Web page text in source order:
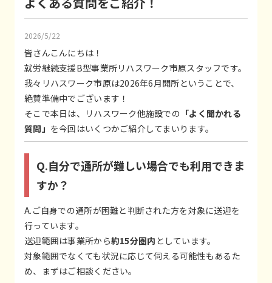
2026/5/22
皆さんこんにちは！
就労継続支援B型事業所リハスワーク市原スタッフです。
我々リハスワーク市原は2026年6月開所ということで、
絶賛準備中でございます！
そこで本日は、リハスワーク他施設での 「よく聞かれる
質問」 を今回はいくつかご紹介してまいります。
Q.自分で通所が難しい場合でも利用できま
すか？
A.ご自身での通所が困難と判断された方を対象に送迎を
行っています。
送迎範囲は事業所から約15分圏内 としています。
対象範囲でなくても状況に応じて伺える可能性もあるた
め、まずはご相談ください。